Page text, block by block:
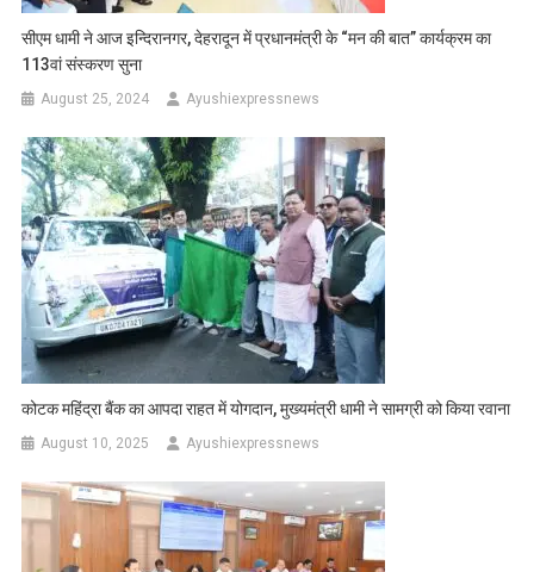
सीएम धामी ने आज इन्दिरानगर, देहरादून में प्रधानमंत्री के “मन की बात” कार्यक्रम का
113वां संस्करण सुना
August 25, 2024 Ayushiexpressnews
कोटक महिंद्रा बैंक का आपदा राहत में योगदान, मुख्यमंत्री धामी ने सामग्री को किया रवाना
August 10, 2025 Ayushiexpressnews